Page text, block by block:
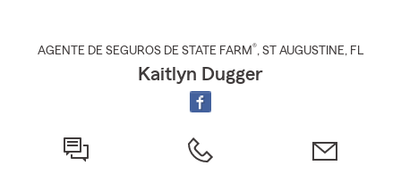
AGENTE DE SEGUROS DE STATE FARM®, ST AUGUSTINE, FL
Kaitlyn Dugger